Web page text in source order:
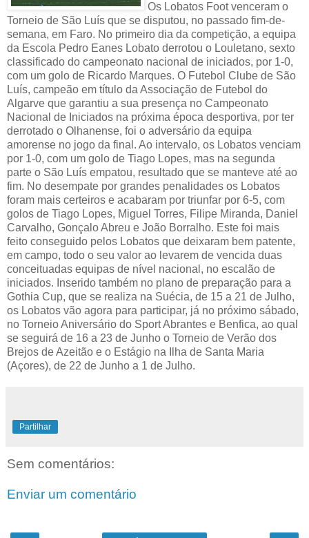
Os Lobatos Foot venceram o
Torneio de São Luís que se disputou, no passado fim-de-
semana, em Faro. No primeiro dia da competição, a equipa
da Escola Pedro Eanes Lobato derrotou o Louletano, sexto
classificado do campeonato nacional de iniciados, por 1-0,
com um golo de Ricardo Marques. O Futebol Clube de São
Luís, campeão em título da Associação de Futebol do
Algarve que garantiu a sua presença no Campeonato
Nacional de Iniciados na próxima época desportiva, por ter
derrotado o Olhanense, foi o adversário da equipa
amorense no jogo da final. Ao intervalo, os Lobatos venciam
por 1-0, com um golo de Tiago Lopes, mas na segunda
parte o São Luís empatou, resultado que se manteve até ao
fim. No desempate por grandes penalidades os Lobatos
foram mais certeiros e acabaram por triunfar por 6-5, com
golos de Tiago Lopes, Miguel Torres, Filipe Miranda, Daniel
Carvalho, Gonçalo Abreu e João Borralho. Este foi mais
feito conseguido pelos Lobatos que deixaram bem patente,
em campo, todo o seu valor ao levarem de vencida duas
conceituadas equipas de nível nacional, no escalão de
iniciados. Inserido também no plano de preparação para a
Gothia Cup, que se realiza na Suécia, de 15 a 21 de Julho,
os Lobatos vão agora para participar, já no próximo sábado,
no Torneio Aniversário do Sport Abrantes e Benfica, ao qual
se seguirá de 16 a 23 de Junho o Torneio de Verão dos
Brejos de Azeitão e o Estágio na Ilha de Santa Maria
(Açores), de 22 de Junho a 1 de Julho.
Partilhar
Sem comentários:
Enviar um comentário